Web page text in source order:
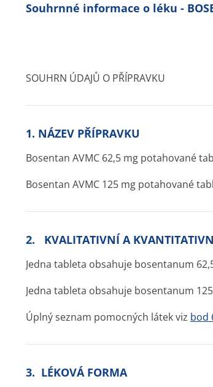
Souhrnné informace o léku -
SOUHRN ÚDAJŮ O PŘÍPRAVKU
1. NÁZEV PŘÍPRAVKU
Bosentan AVMC 62,5 mg potahované
Bosentan AVMC 125 mg potahované
2. KVALITATIVNÍ A
Jedna tableta obsahuje bosentanum
Jedna tableta obsahuje bosentanum
Úplný seznam pomocných látek viz bod
3. LÉKOVÁ FORMA